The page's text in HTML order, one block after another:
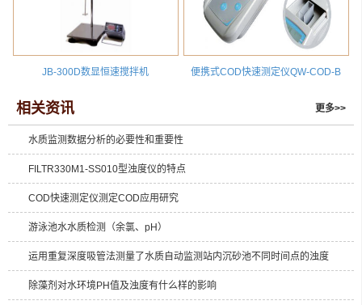
JB-300D数显恒速搅拌机 便携式COD快速测定仪QW-COD-B
相关资讯 更多>>
水质监测数据分析的必要性和重要性
FILTR330M1-SS010型浊度仪的特点
COD快速测定仪测定COD应用研究
游泳池水水质检测（余氯、pH）
运用重复深度吸管法测量了水质自动监测站内沉砂池不同时间点的浊度
除藻剂对水环境PH值及浊度有什么样的影响